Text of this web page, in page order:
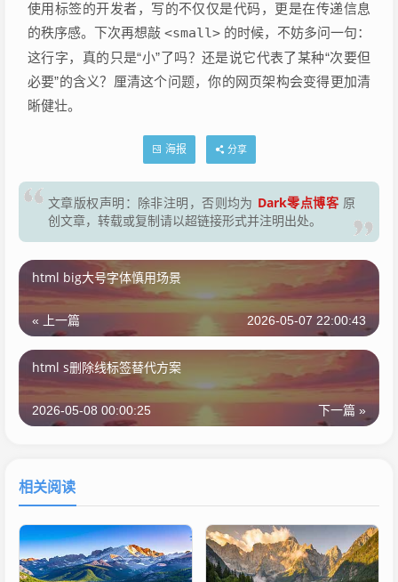
使用标签的开发者，写的不仅仅是代码，更是在传递信息
的秩序感。下次再想敲 <small> 的时候，不妨多问一句：
这行字，真的只是“小”了吗？还是说它代表了某种“次要但
必要”的含义？厘清这个问题，你的网页架构会变得更加清
晰健壮。
海报 分享
文章版权声明：除非注明，否则均为 Dark零点博客 原
创文章，转载或复制请以超链接形式并注明出处。
html big大号字体慎用场景
« 上一篇 2026-05-07 22:00:43
html s删除线标签替代方案
下一篇 »
2026-05-08 00:00:25
相关阅读